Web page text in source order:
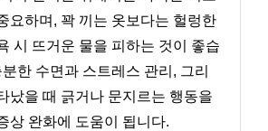
요하며, 꽉 끼는 옷보다는 헐렁한
시 뜨거운 물을 피하는 것이 좋습
한 수면과 스트레스 관리, 그리
났을 때 긁거나 문지르는 행동을
상 완화에 도움이 됩니다.